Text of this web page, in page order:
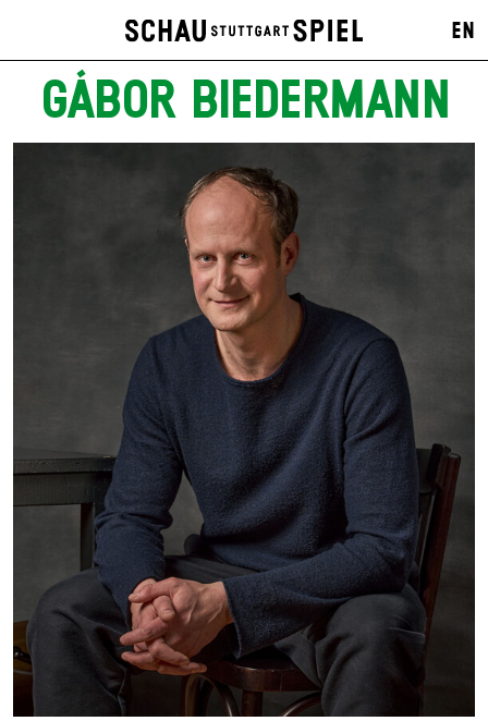
EN
GÁBOR BIEDERMANN